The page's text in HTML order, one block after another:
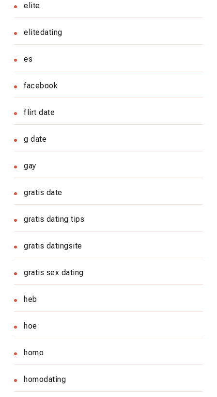
elite
elitedating
es
facebook
flirt date
g date
gay
gratis date
gratis dating tips
gratis datingsite
gratis sex dating
heb
hoe
homo
homodating